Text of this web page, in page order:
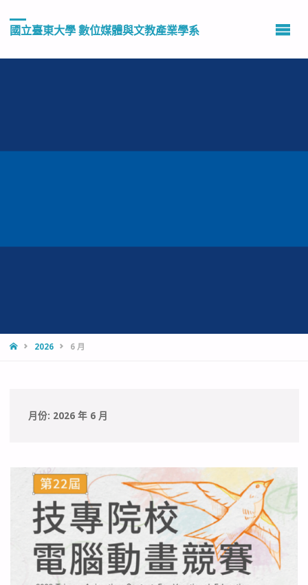
國立臺東大學 數位媒體與文教產業學系
HOME2026 6 月
月份: 2026 年 6 月